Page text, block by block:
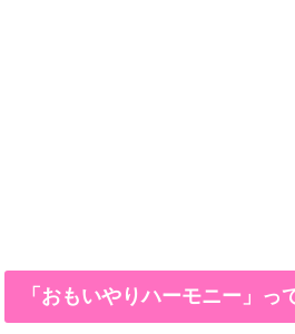
「おもいやりハーモニー」っ